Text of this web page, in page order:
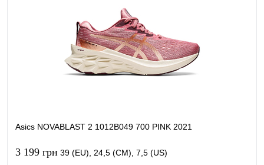
Купити в 1 клік Порівняти
В наявності
Asics NOVABLAST 2 1012B049 700 PINK 2021
3 199 грн 39 (EU), 24,5 (CM), 7,5 (US)